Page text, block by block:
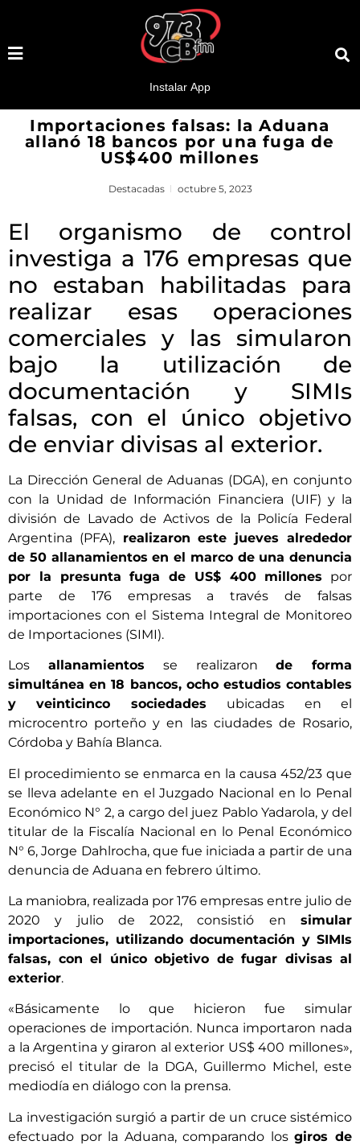
Importaciones falsas: la Aduana
allanó 18 bancos por una fuga de
US$400 millones
Destacadas octubre 5, 2023
El organismo de control
investiga a 176 empresas que
no estaban habilitadas para
realizar esas operaciones
comerciales y las simularon
bajo la utilización de
documentación y SIMIs
falsas, con el único objetivo
de enviar divisas al exterior.
La Dirección General de Aduanas (DGA), en conjunto
con la Unidad de Información Financiera (UIF) y la
división de Lavado de Activos de la Policía Federal
Argentina (PFA),realizaron este jueves alrededor
de 50 allanamientos en el marco de una denuncia
por la presunta fuga de US$ 400 millones por
parte de 176 empresas a través de falsas
importaciones con el Sistema Integral de Monitoreo
de Importaciones (SIMI).
Los allanamientosse realizaronde forma
simultánea en 18 bancos, ocho estudios contables
y veinticinco sociedades ubicadas en el
microcentro porteño y en las ciudades de Rosario,
Córdoba y Bahía Blanca.
El procedimiento se enmarca en la causa 452/23 que
se lleva adelante en el Juzgado Nacional en lo Penal
Económico N° 2, a cargo del juez Pablo Yadarola, y del
titular de la Fiscalía Nacional en lo Penal Económico
N° 6, Jorge Dahlrocha, que fue iniciada a partir de una
denuncia de Aduana en febrero último.
La maniobra, realizada por 176 empresas entre julio de
2020 y julio de 2022, consistió en simular
importaciones, utilizando documentación y SIMIs
falsas, con el único objetivo de fugar divisas al
exterior.
«Básicamente lo que hicieron fue simular
operaciones de importación. Nunca importaron nada
a la Argentina y giraron al exterior US$ 400 millones»,
precisó el titular de la DGA, Guillermo Michel, este
mediodía en diálogo con la prensa.
La investigación surgió a partir de un cruce sistémico
efectuado por la Aduana, comparando losgiros de